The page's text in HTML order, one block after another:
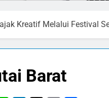
Kreatif Melalui Festival
Barat